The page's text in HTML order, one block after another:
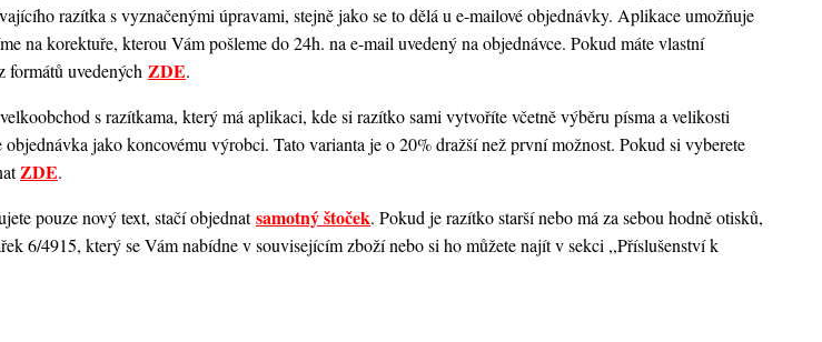
razítka s vyznačenými úpravami, stejně jako se to dělá u e-mailové objednávky. Aplikace umožňuje
na korektuře, kterou Vám pošleme do 24h. na e-mail uvedený na objednávce. Pokud máte vlastní
formátů uvedených ZDE.
s razítkama, který má aplikaci, kde si razítko sami vytvoříte včetně výběru písma a velikosti
jako koncovému výrobci. Tato varianta je o 20% dražší než první možnost. Pokud si vyberete
ZDE.
pouze nový text, stačí objednatsamotný štoček. Pokud je razítko starší nebo má za sebou hodně otisků,
6/4915, který se Vám nabídne v souvisejícím zboží nebo si ho můžete najít v sekci ,,Příslušenství k